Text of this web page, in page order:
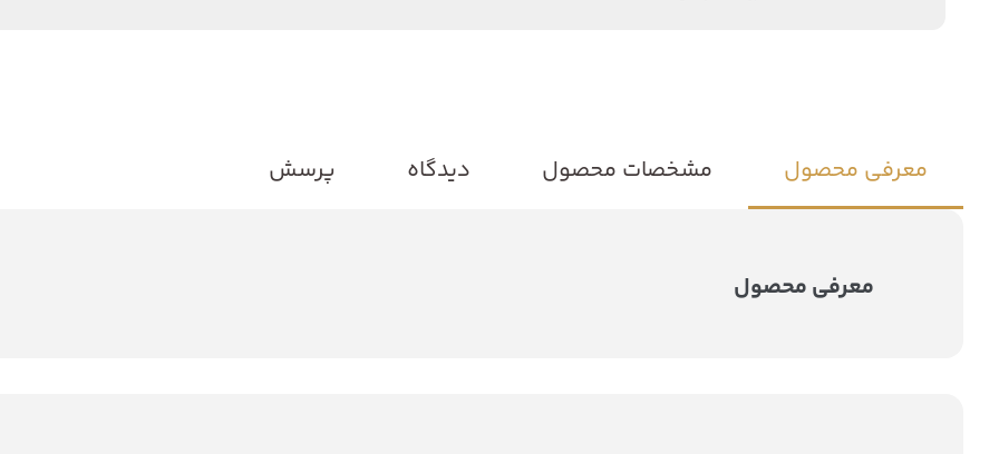
معرفی محصول مشخصات محصول دیدگاه پرسش
معرفی محصول